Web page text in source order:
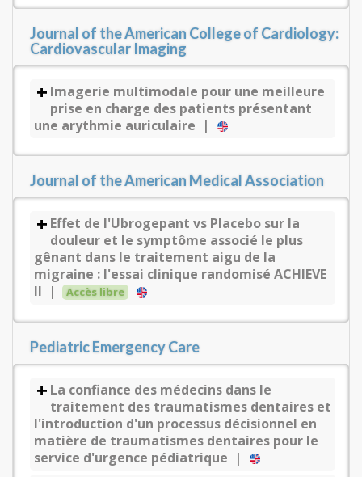
Journal of the American College of Cardiology:
Cardiovascular Imaging
Imagerie multimodale pour une meilleure
prise en charge des patients présentant
une arythmie auriculaire |
Journal of the American Medical Association
Effet de l'Ubrogepant vs Placebo sur la
douleur et le symptôme associé le plus
gênant dans le traitement aigu de la
migraine : l'essai clinique randomisé ACHIEVE
II |
Accès libre
Pediatric Emergency Care
La confiance des médecins dans le
traitement des traumatismes dentaires et
l'introduction d'un processus décisionnel en
matière de traumatismes dentaires pour le
service d'urgence pédiatrique |